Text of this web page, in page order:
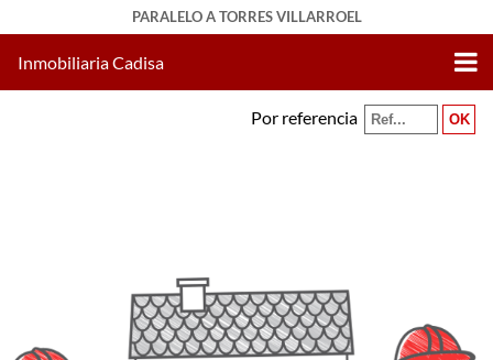
PARALELO A TORRES VILLARROEL
Inmobiliaria Cadisa
Por referencia